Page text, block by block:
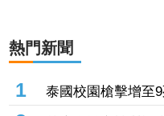
熱門新聞
1
泰國校園槍擊增至
槍手先殺祖父母再